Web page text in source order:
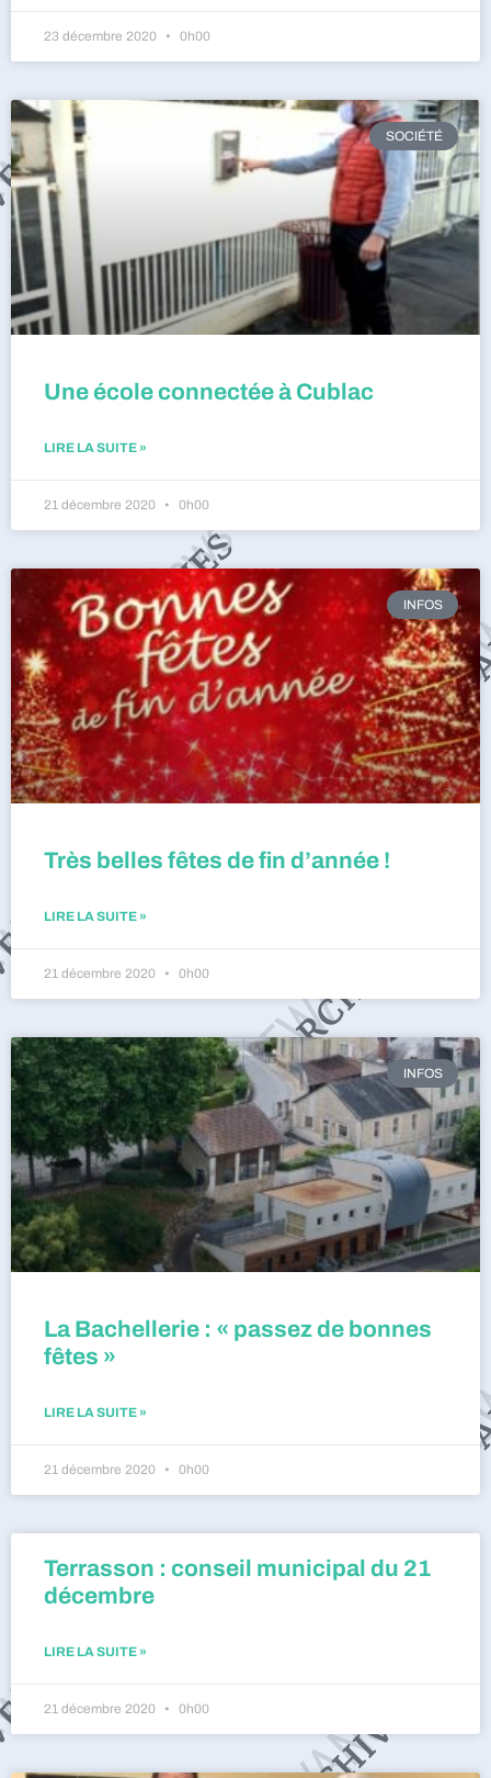
23 décembre 2020 0h00
SOCIÉTÉ
Une école connectée à Cublac
LIRE LA SUITE »
21 décembre 2020 0h00
INFOS
Très belles fêtes de fin d’année !
LIRE LA SUITE »
21 décembre 2020 0h00
INFOS
La Bachellerie : « passez de bonnes
fêtes »
LIRE LA SUITE »
21 décembre 2020 0h00
Terrasson : conseil municipal du 21
décembre
LIRE LA SUITE »
21 décembre 2020 0h00